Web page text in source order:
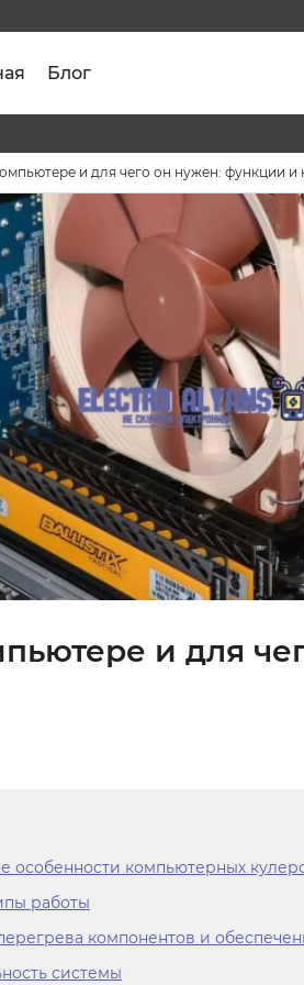
Блог
и для чего он нужен: функции и
и для
особенности компьютерных
работы
компонентов и
системы